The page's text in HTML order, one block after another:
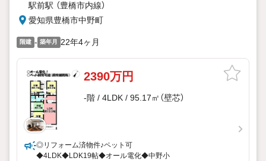
駅前駅 （豊橋市内線）
愛知県豊橋市中野町
階建 - 築年月 22年4ヶ月
2390万円
-階 / 4LDK / 95.17㎡（壁芯）
◎リフォーム済物件♪ペット可
◆4LDK◆LDK19帖◆オール電化◆中野小